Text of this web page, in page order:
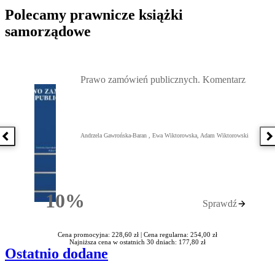
Polecamy prawnicze książki
samorządowe
Poprzednia książka
10%Rabatu
Prawo zamówień publicznych. Komentarz
Andrzela Gawrońska-Baran , Ewa Wiktorowska, Adam Wiktorowski
Sprawdź
Cena promocyjna: 228,60 zł | Cena regularna: 254,00 zł
Najniższa cena w ostatnich 30 dniach: 177,80 zł
Ostatnio dodane